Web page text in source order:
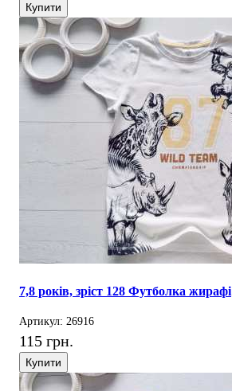
Купити
7,8 років, зріст 128 Футболка жирафі
Артикул: 26916
115 грн.
Купити